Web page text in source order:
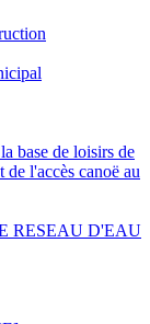
base de loisirs de
de l'accès canoë au
RESEAU D'EAU